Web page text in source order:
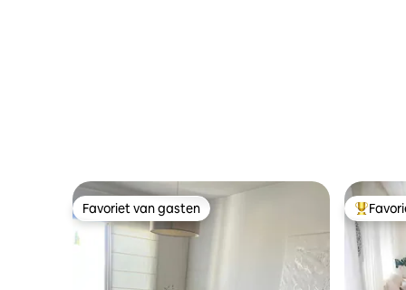
Favoriet van gasten
Favoriet van gasten